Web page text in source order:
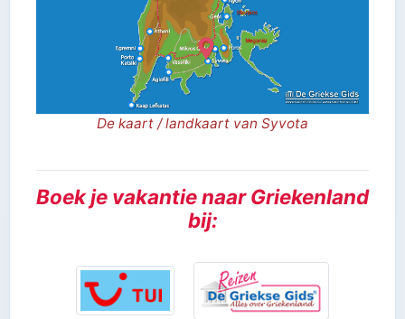
De kaart / landkaart van Syvota
Boek je vakantie naar Griekenland
bij: